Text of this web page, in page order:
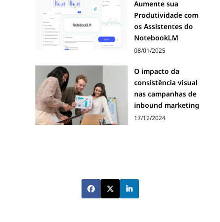
Aumente sua
Produtividade com
os Assistentes do
NotebookLM
08/01/2025
O impacto da
consistência visual
nas campanhas de
inbound marketing
17/12/2024